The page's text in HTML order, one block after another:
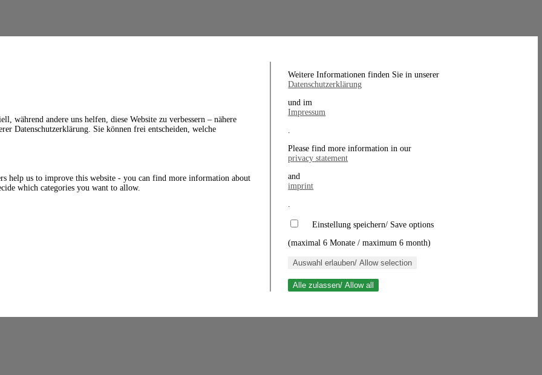
während andere uns helfen, diese Website zu verbessern – nähere
Datenschutzerklärung. Sie können frei entscheiden, welche
help us to improve this website - you can find more information about
which categories you want to allow.
Weitere Informationen finden Sie in unserer
Datenschutzerklärung
und im
Impressum
.
Please find more information in our
privacy statement
and
imprint
.
Einstellung speichern/ Save options
(maximal 6 Monate / maximum 6 month)
Auswahl erlauben/ Allow selection
Alle zulassen/ Allow all